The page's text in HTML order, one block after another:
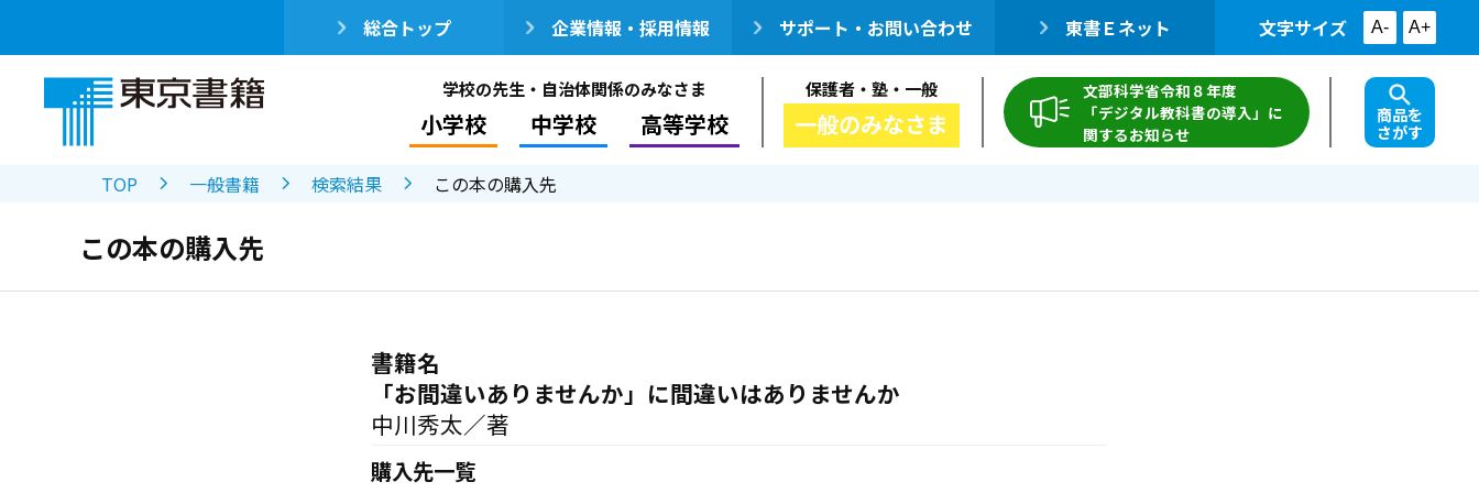
総合トップ 企業情報・採用情報 サポート・お問い合わせ 東書Ｅネット 文字サイズ A- A+
学校の先生・自治体関係のみなさま
小学校 中学校 高等学校
保護者・塾・一般
一般のみなさま
文部科学省令和８年度
「デジタル教科書の導入」に
関するお知らせ
商品を
さがす
TOP 一般書籍 検索結果 この本の購入先
この本の購入先
書籍名
「お間違いありませんか」に間違いはありませんか
中川秀太／著
購入先一覧